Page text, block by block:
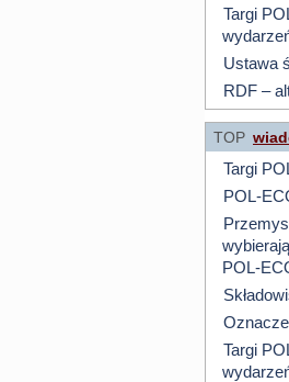
Targi
Ustawa
RDF –
TOP
Targi
POL-
POL-
Targi